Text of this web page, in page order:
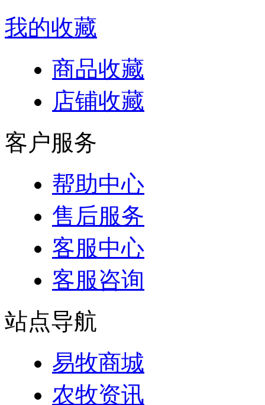
我的收藏
商品收藏
店铺收藏
客户服务
帮助中心
售后服务
客服中心
客服咨询
站点导航
易牧商城
农牧资讯